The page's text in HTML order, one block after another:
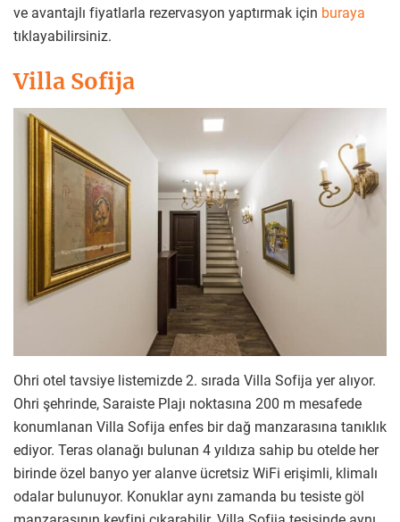
ve avantajlı fiyatlarla rezervasyon yaptırmak için buraya
tıklayabilirsiniz.
Villa Sofija
Ohri otel tavsiye listemizde 2. sırada Villa Sofija yer alıyor.
Ohri şehrinde, Saraiste Plajı noktasına 200 m mesafede
konumlanan Villa Sofija enfes bir dağ manzarasına tanıklık
ediyor. Teras olanağı bulunan 4 yıldıza sahip bu otelde her
birinde özel banyo yer alanve ücretsiz WiFi erişimli, klimalı
odalar bulunuyor. Konuklar aynı zamanda bu tesiste göl